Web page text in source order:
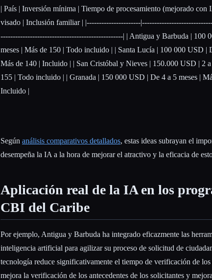
| País | Inversión mínima | Tiempo de procesamiento (mejorado con
visado | Inclusión familiar | |----------------------
--------------------------------------------------| | Antigua y Barbuda | 100
meses | Más de 150 | Todo incluido | | Santa Lucía | 100 000 USD |
Más de 140 | Incluido | | San Cristóbal y Nieves | 150.000 USD | 2 a
155 | Todo incluido | | Granada | 150 000 USD | De 4 a 5 meses |
Incluido |
Según análisis comparativos detallados, estas ideas subrayan el
desempeña la IA a la hora de mejorar el atractivo y la eficacia de
Aplicación real de la IA en los
CBI del Caribe
Por ejemplo, Antigua y Barbuda ha integrado eficazmente las
inteligencia artificial para agilizar su proceso de solicitud de
tecnología reduce significativamente el tiempo de verificación de los
mejora la verificación de los antecedentes de los solicitantes y